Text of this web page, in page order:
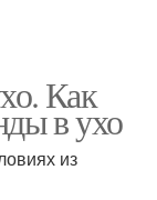
Как
в ухо
из